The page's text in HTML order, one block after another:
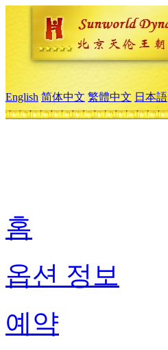
English 简体中文 繁體中文 日本語
홈
옵션 정보
예약